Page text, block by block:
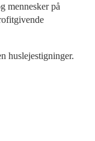
mennesker på
huslejestigninger.